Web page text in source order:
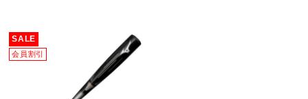
SALE
会員割引